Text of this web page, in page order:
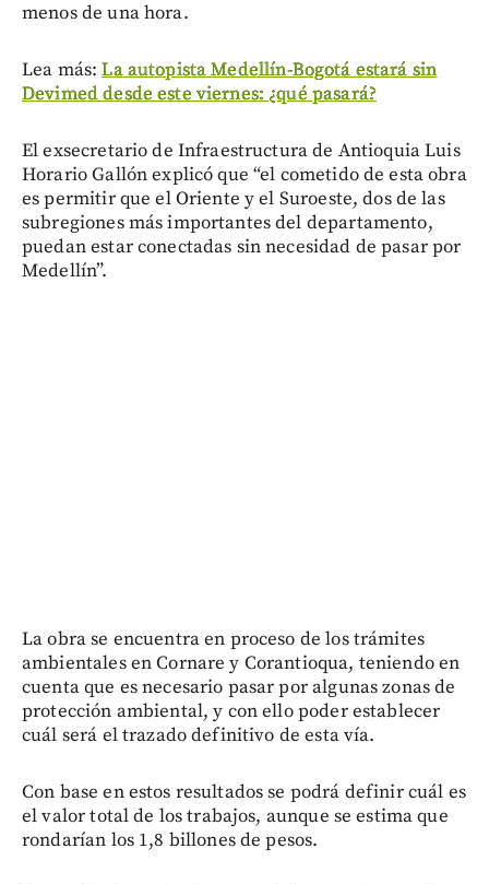
menos de una hora.
Lea más:La autopista Medellín-Bogotá estará sin
Devimed desde este viernes: ¿qué pasará?
El exsecretario de Infraestructura de Antioquia Luis
Horario Gallón explicó que “el cometido de esta obra
es permitir que el Oriente y el Suroeste, dos de las
subregiones más importantes del departamento,
puedan estar conectadas sin necesidad de pasar por
Medellín”.
La obra se encuentra en proceso de los trámites
ambientales en Cornare y Corantioqua, teniendo en
cuenta que es necesario pasar por algunas zonas de
protección ambiental, y con ello poder establecer
cuál será el trazado definitivo de esta vía.
Con base en estos resultados se podrá definir cuál es
el valor total de los trabajos, aunque se estima que
rondarían los 1,8 billones de pesos.